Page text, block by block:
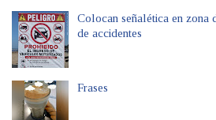
Colocan señalética en zona
de accidentes
Frases